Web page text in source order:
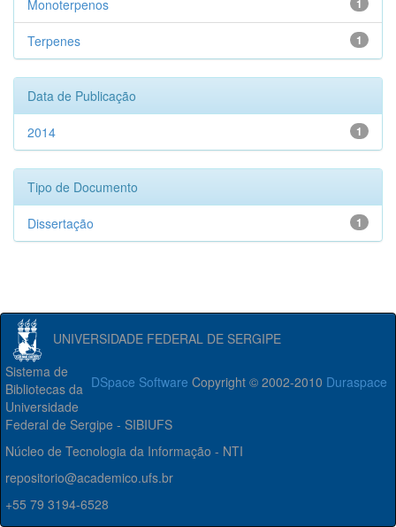
1
Monoterpenos
1
Terpenes
Data de Publicação
1
2014
Tipo de Documento
1
Dissertação
UNIVERSIDADE FEDERAL DE SERGIPE
DSpace Software Copyright © 2002-2010 Duraspace
Sistema de
Bibliotecas da
Universidade
Federal de Sergipe - SIBIUFS
Núcleo de Tecnologia da Informação - NTI
repositorio@academico.ufs.br
+55 79 3194-6528